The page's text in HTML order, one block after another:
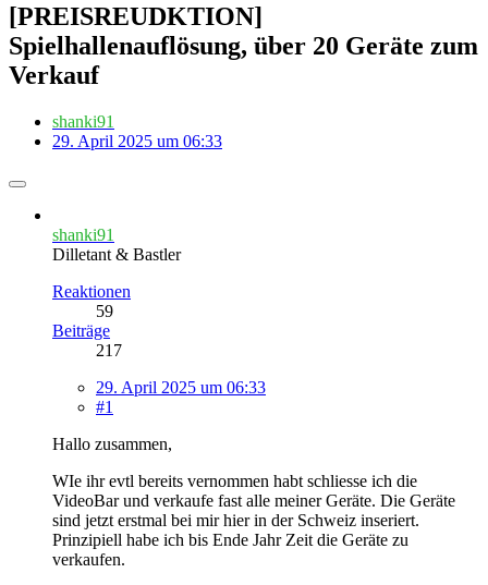
[PREISREUDKTION]
Spielhallenauflösung, über 20 Geräte zum
Verkauf
shanki91
29. April 2025 um 06:33
shanki91
Dilletant & Bastler
Reaktionen
59
Beiträge
217
29. April 2025 um 06:33
#1
Hallo zusammen,
WIe ihr evtl bereits vernommen habt schliesse ich die
VideoBar und verkaufe fast alle meiner Geräte. Die Geräte
sind jetzt erstmal bei mir hier in der Schweiz inseriert.
Prinzipiell habe ich bis Ende Jahr Zeit die Geräte zu
verkaufen.